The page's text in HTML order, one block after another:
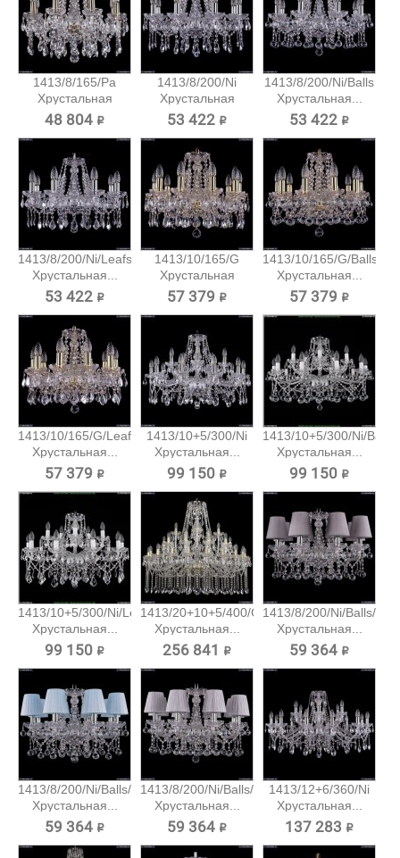
1413/8/165/Pa
Хрустальная
подвесная...
48 804 ₽
1413/8/200/Ni
Хрустальная
подвесная...
53 422 ₽
1413/8/200/Ni/Balls
Хрустальная...
53 422 ₽
1413/8/200/Ni/Leafs
Хрустальная...
53 422 ₽
1413/10/165/G
Хрустальная
подвесная...
57 379 ₽
1413/10/165/G/Balls
Хрустальная...
57 379 ₽
1413/10/165/G/Leafs
Хрустальная...
57 379 ₽
1413/10+5/300/Ni
Хрустальная...
99 150 ₽
1413/10+5/300/Ni/Balls
Хрустальная...
99 150 ₽
1413/10+5/300/Ni/Leafs
Хрустальная...
99 150 ₽
1413/20+10+5/400/G
Хрустальная...
256 841 ₽
1413/8/200/Ni/Balls/
Хрустальная...
59 364 ₽
1413/8/200/Ni/Balls/SH4
Хрустальная...
59 364 ₽
1413/8/200/Ni/Balls/SH6
Хрустальная...
59 364 ₽
1413/12+6/360/Ni
Хрустальная...
137 283 ₽